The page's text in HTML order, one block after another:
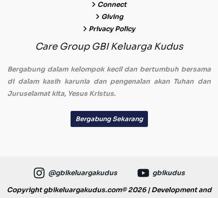
Connect
Giving
Privacy Policy
Care Group GBI Keluarga Kudus
Bergabung dalam kelompok kecil dan bertumbuh bersama
di dalam kasih karunia dan pengenalan akan Tuhan dan
Juruselamat kita, Yesus Kristus.
Bergabung Sekarang
@gbikeluargakudus gbikudus
Copyright gbikeluargakudus.com© 2026 | Development and